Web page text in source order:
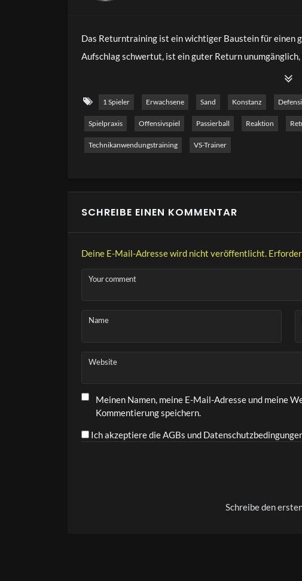
Das Returntraining ist ein wichtiger Baustein für einen
Aufschlag schwertut, ist ein guter Return
können auf die unterschiedlichste Art und Weisen
einem Aufschlag von der T-Linie. In diesem Video greife
Übungen für das Returntraining mit dem Trainer im
von der T-Linie auf. Das Video besteht aus 5
Trainer
1 Spieler Erwachsene Sand Konstanz
Spielpraxis Offensivspiel Passierball Reaktion
Technikanwendungstraining VS-Trainer
SCHREIBE EINEN KOMMENTAR
Deine E-Mail-Adresse wird nicht veröffentlicht.
Your comment
Name
Website
Meinen Namen, meine E-Mail-Adresse und meine
Kommentierung speichern.
Ich akzeptiere die AGBs und
Schreibe den